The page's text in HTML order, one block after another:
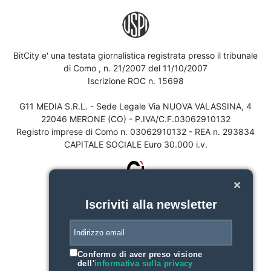
BitCity e' una testata giornalistica registrata presso il tribunale
di Como , n. 21/2007 del 11/10/2007
Iscrizione ROC n. 15698
G11 MEDIA S.R.L. - Sede Legale Via NUOVA VALASSINA, 4
22046 MERONE (CO) - P.IVA/C.F.03062910132
Registro imprese di Como n. 03062910132 - REA n. 293834
CAPITALE SOCIALE Euro 30.000 i.v.
Iscriviti alla newsletter
Confermo di aver preso visione
dell'informativa sulla privacy